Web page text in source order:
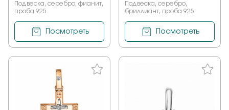
Подвеска, серебро, фианит,
проба 925
Посмотреть
Подвеска, серебро,
бриллиант, проба 925
Посмотреть